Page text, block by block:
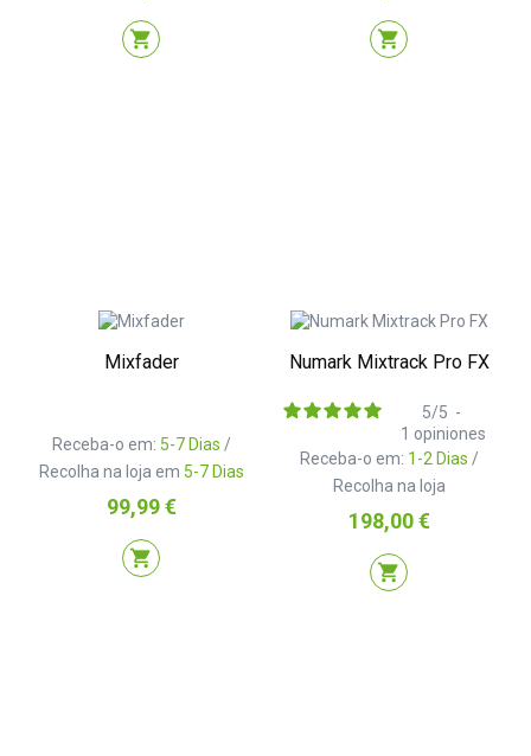
shopping_cart shopping_cart
Mixfader
Receba-o em: 5-7 Dias /
Recolha na loja em 5-7 Dias
Preço
99,99 €
shopping_cart
Numark Mixtrack Pro FX
Receba-o em: 1-2 Dias /
Recolha na loja
5/5 -
1 opiniones
Preço
198,00 €
shopping_cart